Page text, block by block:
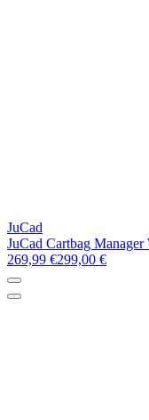
JuCad
JuCad Cartbag
269,99 €299,00 €